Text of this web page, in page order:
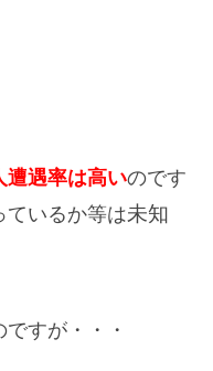
遭遇率は高いのです
ているか等は未知
ですが・・・